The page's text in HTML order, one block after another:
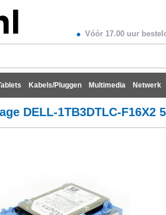
Vóór 17.00 uur
Kabels/Pluggen Multimedia Netwerk
DELL-1TB3DTLC-F16X2